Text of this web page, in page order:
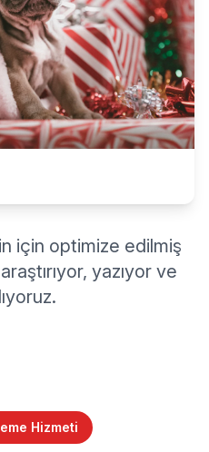
için optimize edilmiş
yazıyor ve
Hizmeti